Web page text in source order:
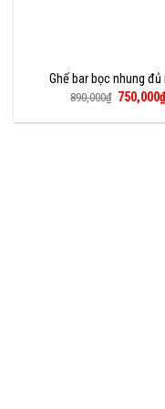
Ghế bar bọc nhung đủ
890,000₫ Giá
là:
750,000